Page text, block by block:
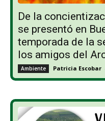
De la
se presentó en
temporada de la
los amigos del
Ambiente Patricia Escobar -